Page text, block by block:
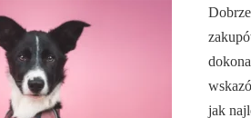
jak